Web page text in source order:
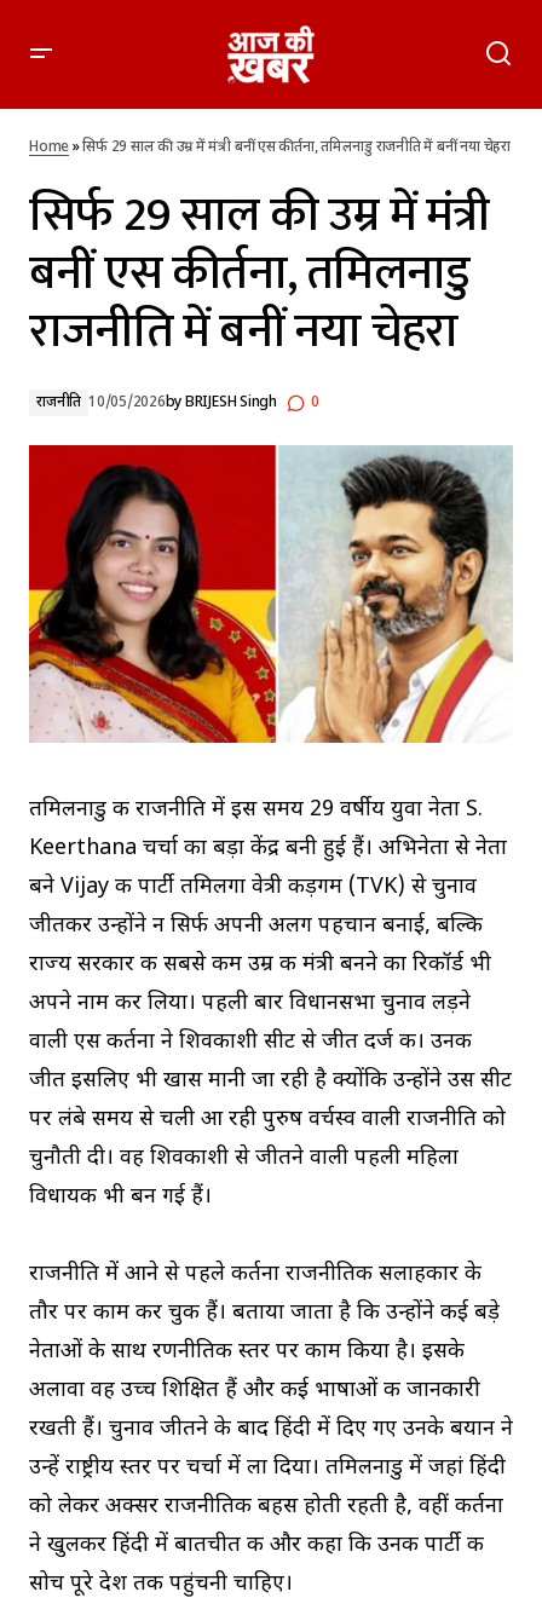
नया चेहरा
Home»सिर्फ 29 साल की उम्र में मंत्री बनीं एस कीर्तना, तमिलनाडु राजनीति में बनीं नया चेहरा
सिर्फ 29 साल की उम्र में मंत्री
बनीं एस कीर्तना, तमिलनाडु
राजनीति में बनीं नया चेहरा
राजनीति 10/05/2026byBRIJESH Singh 0
तमिलनाडु की राजनीति में इस समय 29 वर्षीय युवा नेता S.
Keerthana चर्चा का बड़ा केंद्र बनी हुई हैं। अभिनेता से नेता
बने Vijay की पार्टी तमिलगा वेत्री कड़गम (TVK) से चुनाव
जीतकर उन्होंने न सिर्फ अपनी अलग पहचान बनाई, बल्कि
राज्य सरकार की सबसे कम उम्र की मंत्री बनने का रिकॉर्ड भी
अपने नाम कर लिया। पहली बार विधानसभा चुनाव लड़ने
वाली एस कीर्तना ने शिवकाशी सीट से जीत दर्ज की। उनकी
जीत इसलिए भी खास मानी जा रही है क्योंकि उन्होंने उस सीट
पर लंबे समय से चली आ रही पुरुष वर्चस्व वाली राजनीति को
चुनौती दी। वह शिवकाशी से जीतने वाली पहली महिला
विधायक भी बन गई हैं।
राजनीति में आने से पहले कीर्तना राजनीतिक सलाहकार के
तौर पर काम कर चुकी हैं। बताया जाता है कि उन्होंने कई बड़े
नेताओं के साथ रणनीतिक स्तर पर काम किया है। इसके
अलावा वह उच्च शिक्षित हैं और कई भाषाओं की जानकारी
रखती हैं। चुनाव जीतने के बाद हिंदी में दिए गए उनके बयान ने
उन्हें राष्ट्रीय स्तर पर चर्चा में ला दिया। तमिलनाडु में जहां हिंदी
को लेकर अक्सर राजनीतिक बहस होती रहती है, वहीं कीर्तना
ने खुलकर हिंदी में बातचीत की और कहा कि उनकी पार्टी की
सोच पूरे देश तक पहुंचनी चाहिए।